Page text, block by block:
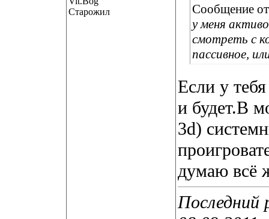
Старожил
Сообщение
у меня
смотреть с
пассивное,
Если у
и будет.В
3d)
думаю всё
Последний